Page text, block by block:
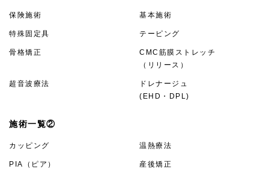
保険施術 基本施術
特殊固定具 テーピング
骨格矯正
CMC筋膜ストレッチ
（リリース）
超音波療法
ドレナージュ
(EHD・DPL)
施術一覧②
カッピング 温熱療法
PIA（ピア） 産後矯正